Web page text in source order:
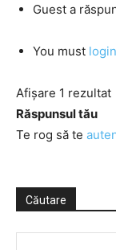
Guest a
You must login
Afișare 1 rezultat
Răspunsul tău
Te rog să te
Căutare